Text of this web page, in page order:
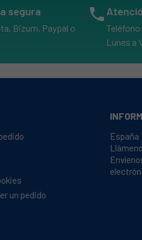
segura
Bizum, Paypal o
phone
Lunes a
un pedido
España